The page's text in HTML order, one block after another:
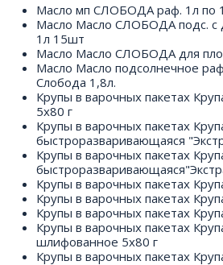
Масло мп СЛОБОДА раф. 1л по
Масло Масло СЛОБОДА подс. с
1л 15шт
Масло Масло СЛОБОДА для
Масло Масло подсолнечное
Слобода 1,8л.
Крупы в варочных пакетах
5х80 г
Крупы в варочных пакетах
быстроразваривающаяся
Крупы в варочных пакетах
Крупы в варочных пакетах
Крупы в варочных пакетах
Крупы в варочных пакетах
Крупы в варочных пакетах
шлифованное 5х80 г
Крупы в варочных пакетах